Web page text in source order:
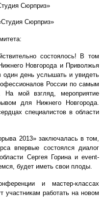
Сюрприз»
Сюрприз»
состоялось! В том
Новгорода и Приволжья
один день услышать и увидеть
России по самым
На мой взгляд, мероприятие
для Нижнего Новгорода.
специалистов в области
2013» заключалась в том,
впервые состоялся диалог
Сергея Горина и event-
будет иметь свои плоды.
и мастер-классах
участникам работать на новом